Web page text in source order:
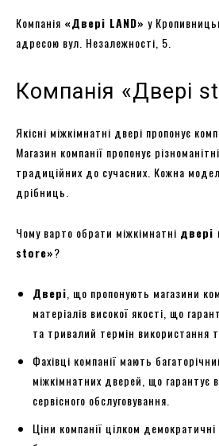
Компанія «Двері LAND» у
адресою вул. Незалежності, 5.
Компанія «Двері
Якісні міжкімнатні двері пропонує
Магазин компанії пропонує
традиційних до сучасних. Кожна
дрібниць.
Чому варто обрати міжкімнатні двері
store»?
Двері , що пропонують магазини
матеріалів високої якості, що
та тривалий термін використання
Фахівці компанії мають
міжкімнатних дверей, що гарантує
сервісного обслуговування.
Ціни компанії цілком